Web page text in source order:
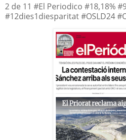
2 de 11 #El Periodico #18,18%
#12dies1diesparitat #OSLD24